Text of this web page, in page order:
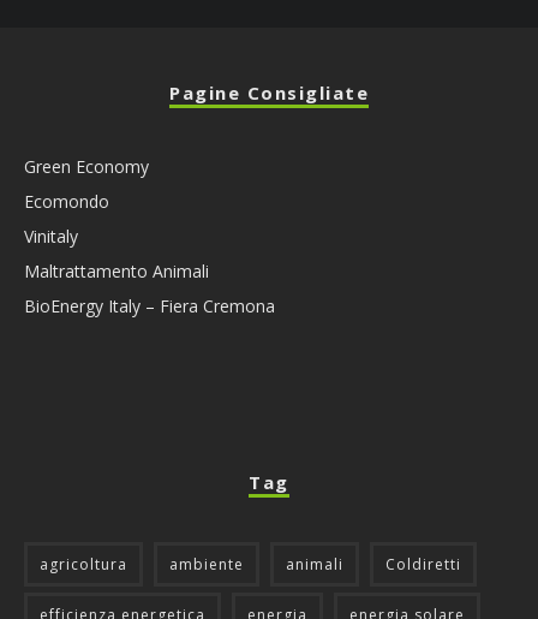
Pagine Consigliate
Green Economy
Ecomondo
Vinitaly
Maltrattamento Animali
BioEnergy Italy – Fiera Cremona
Tag
agricoltura ambiente animali Coldiretti
efficienza energetica energia energia solare